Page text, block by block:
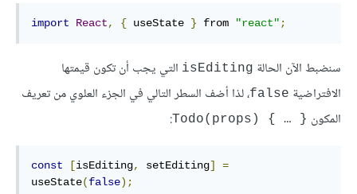
import React, { useState } from "react";
سنضبط الآن الحالة isEditing التي يجب أن تكون قيمتها
الافتراضية false، لذا أضف السطر التالي في الجزء العلوي من تعريف
المكون Todo(props) { … }‎
:
const [isEditing, setEditing]
=
useState(false);